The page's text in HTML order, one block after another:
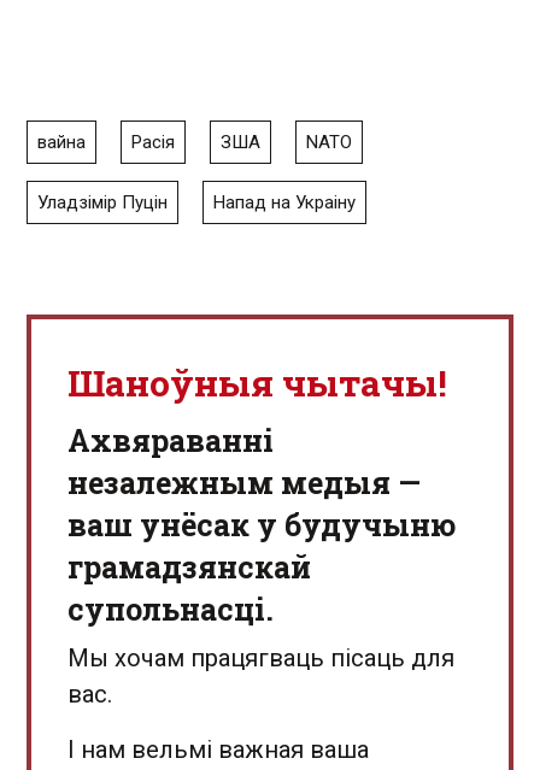
вайна Расія ЗША NATO
Уладзімір Пуцін Напад на Украіну
Шаноўныя чытачы!
Aхвяраванні
незалежным медыя —
ваш унёсак у будучыню
грамадзянскай
супольнасці.
Мы хочам працягваць пісаць для
вас.
І нам вельмі важная ваша